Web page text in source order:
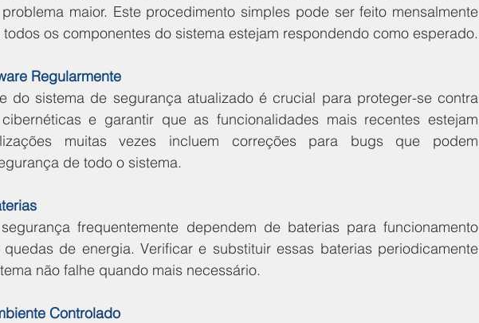
maior. Este procedimento simples pode ser feito mensalmente
os componentes do sistema estejam respondendo como esperado.
Regularmente
do sistema de segurança atualizado é crucial para proteger-se contra
e garantir que as funcionalidades mais recentes estejam
muitas vezes incluem correções para bugs que podem
de todo o sistema.
frequentemente dependem de baterias para funcionamento
de energia. Verificar e substituir essas baterias periodicamente
não falhe quando mais necessário.
Controlado